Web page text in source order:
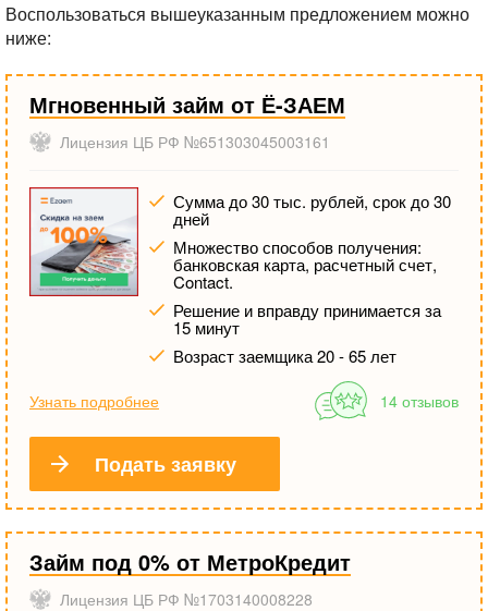
Воспользоваться вышеуказанным предложением можно
ниже:
Мгновенный займ от Ё-ЗАЕМ
Лицензия ЦБ РФ №651303045003161
Сумма до 30 тыс. рублей, срок до 30
дней
Множество способов получения:
банковская карта, расчетный счет,
Contact.
Решение и вправду принимается за
15 минут
Возраст заемщика 20 - 65 лет
Узнать подробнее 14 отзывов
Подать заявку
Займ под 0% от МетроКредит
Лицензия ЦБ РФ №1703140008228